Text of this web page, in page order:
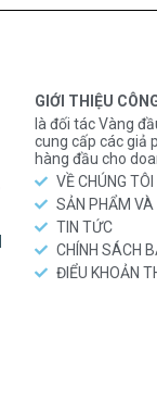
GIỚI THIỆU
là đối tác Vàng
cung cấp các giả
hàng đầu cho
VỀ CHÚNG TÔI
SẢN PHẨM VÀ
TIN TỨC
CHÍNH SÁCH
ĐIỂU KHOẢN